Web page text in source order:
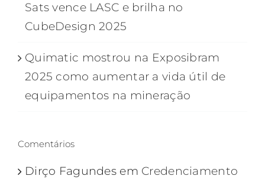
Sats vence LASC e brilha no
CubeDesign 2025
Quimatic mostrou na Exposibram
2025 como aumentar a vida útil de
equipamentos na mineração
Comentários
Dirço Fagundes em Credenciamento